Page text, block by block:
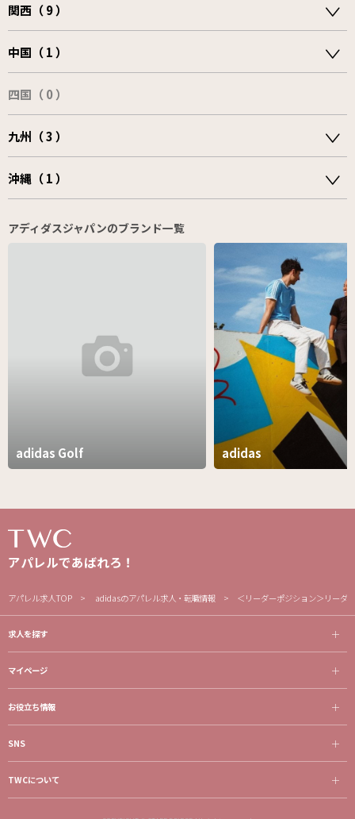
関西（ 9 ）
中国（ 1 ）
四国（ 0 ）
九州（ 3 ）
沖縄（ 1 ）
アディダスジャパンのブランド一覧
adidas Golf adidas
アパレルであばれろ！
アパレル求人TOP adidasのアパレル求人・転職情報 ＜リーダーポジション＞リーダ
求人を探す
マイページ
お役立ち情報
SNS
TWCについて